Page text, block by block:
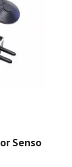
Senso